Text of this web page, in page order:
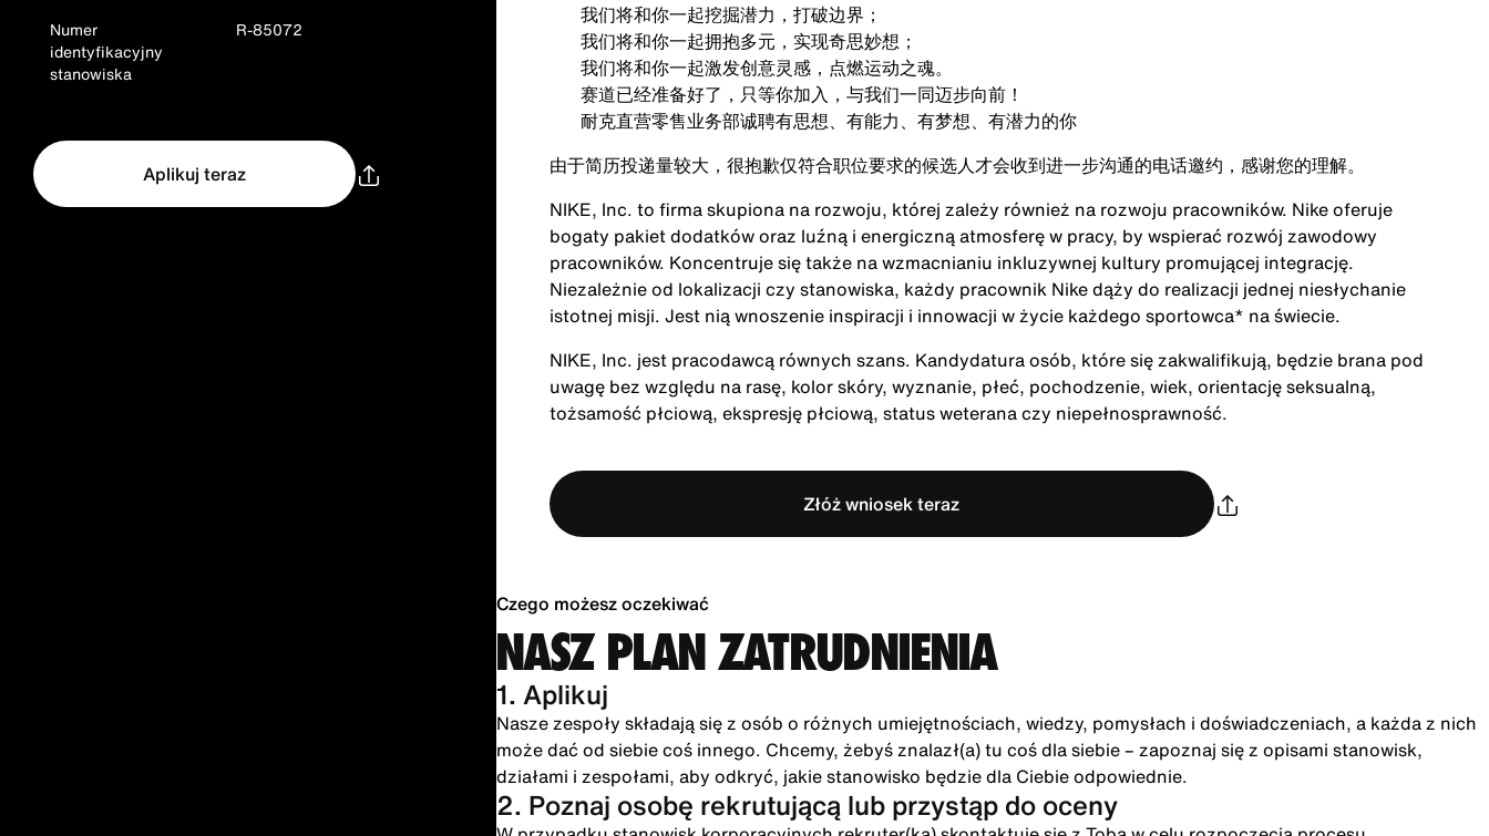
Numer
identyfikacyjny
stanowiska
R-85072
Aplikuj teraz
我们将和你一起挖掘潜力，打破边界；
我们将和你一起拥抱多元，实现奇思妙想；
我们将和你一起激发创意灵感，点燃运动之魂。
赛道已经准备好了，只等你加入，与我们一同迈步向前！
耐克直营零售业务部诚聘有思想、有能力、有梦想、有潜力的你
由于简历投递量较大，很抱歉仅符合职位要求的候选人才会收到进一步沟通的电话邀约，感谢您的理解。
NIKE, Inc. to firma skupiona na rozwoju, której zależy również na rozwoju pracowników. Nike oferuje
bogaty pakiet dodatków oraz luźną i energiczną atmosferę w pracy, by wspierać rozwój zawodowy
pracowników. Koncentruje się także na wzmacnianiu inkluzywnej kultury promującej integrację.
Niezależnie od lokalizacji czy stanowiska, każdy pracownik Nike dąży do realizacji jednej niesłychanie
istotnej misji. Jest nią wnoszenie inspiracji i innowacji w życie każdego sportowca* na świecie.
NIKE, Inc. jest pracodawcą równych szans. Kandydatura osób, które się zakwalifikują, będzie brana pod
uwagę bez względu na rasę, kolor skóry, wyznanie, płeć, pochodzenie, wiek, orientację seksualną,
tożsamość płciową, ekspresję płciową, status weterana czy niepełnosprawność.
Złóż wniosek teraz
Czego możesz oczekiwać
NASZ PLAN ZATRUDNIENIA
1. Aplikuj
Nasze zespoły składają się z osób o różnych umiejętnościach, wiedzy, pomysłach i doświadczeniach, a każda z nich
może dać od siebie coś innego. Chcemy, żebyś znalazł(a) tu coś dla siebie – zapoznaj się z opisami stanowisk,
działami i zespołami, aby odkryć, jakie stanowisko będzie dla Ciebie odpowiednie.
2. Poznaj osobę rekrutującą lub przystąp do oceny